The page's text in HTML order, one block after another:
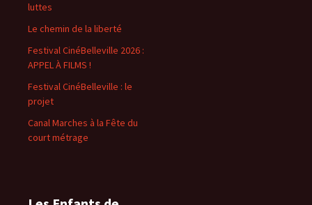
luttes
Le chemin de la liberté
Festival CinéBelleville 2026 :
APPEL À FILMS !
Festival CinéBelleville : le
projet
Canal Marches à la Fête du
court métrage